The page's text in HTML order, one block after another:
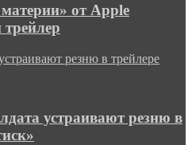
от Apple
резню в трейлере
устраивают резню в